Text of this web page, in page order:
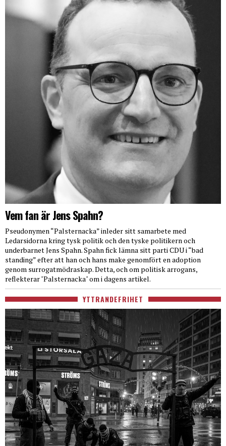
Vem fan är Jens Spahn?
Pseudonymen “Palsternacka” inleder sitt samarbete med
Ledarsidorna kring tysk politik och den tyske politikern och
underbarnet Jens Spahn. Spahn fick lämna sitt parti CDU i “bad
standing” efter att han och hans make genomfört en adoption
genom surrogatmödraskap. Detta, och om politisk arrogans,
reflekterar "Palsternacka" om i dagens artikel.
YTTRANDEFRIHET